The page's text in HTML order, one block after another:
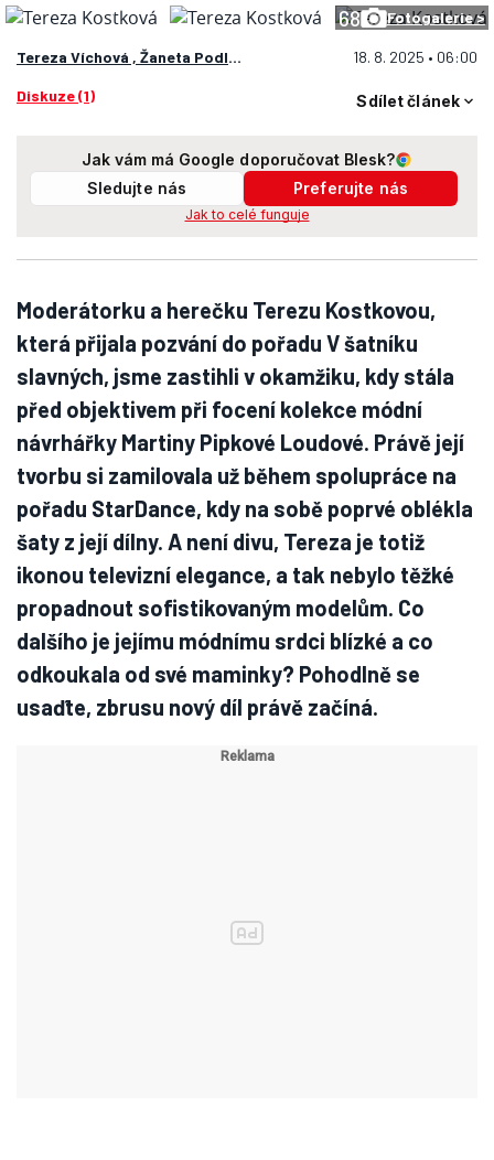
68 Fotogalerie >
Tereza Víchová , Žaneta Podlahová 18. 8. 2025 • 06:00
Diskuze (1) Sdílet článek
Jak vám má Google doporučovat Blesk?
Sledujte nás
Preferujte nás
Jak to celé funguje
Moderátorku a herečku Terezu Kostkovou,
která přijala pozvání do pořadu V šatníku
slavných, jsme zastihli v okamžiku, kdy stála
před objektivem při focení kolekce módní
návrhářky Martiny Pipkové Loudové. Právě její
tvorbu si zamilovala už během spolupráce na
pořadu StarDance, kdy na sobě poprvé oblékla
šaty z její dílny. A není divu, Tereza je totiž
ikonou televizní elegance, a tak nebylo těžké
propadnout sofistikovaným modelům. Co
dalšího je jejímu módnímu srdci blízké a co
odkoukala od své maminky? Pohodlně se
usaďte, zbrusu nový díl právě začíná.